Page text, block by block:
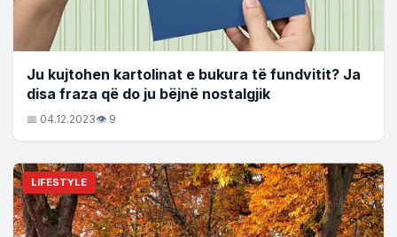
Ju kujtohen kartolinat e bukura të fundvitit? Ja
disa fraza që do ju bëjnë nostalgjik
📅 04.12.2023👁 9
LIFESTYLE